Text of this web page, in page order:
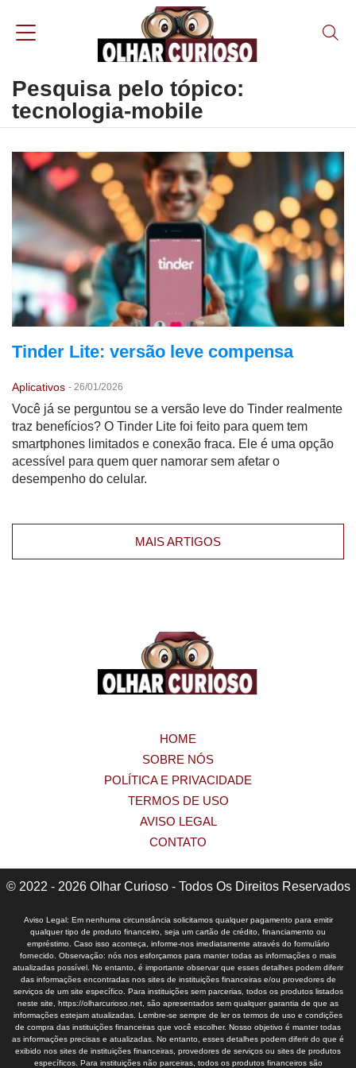
Pesquisa pelo tópico:
tecnologia-mobile
Tinder Lite: versão leve compensa
Aplicativos - 26/01/2026
Você já se perguntou se a versão leve do Tinder realmente
traz benefícios? O Tinder Lite foi feito para quem tem
smartphones limitados e conexão fraca. Ele é uma opção
acessível para quem quer namorar sem afetar o
desempenho do celular.
MAIS ARTIGOS
HOME
SOBRE NÓS
POLÍTICA E PRIVACIDADE
TERMOS DE USO
AVISO LEGAL
CONTATO
© 2022 - 2026 Olhar Curioso - Todos Os Direitos Reservados
Aviso Legal: Em nenhuma circunstância solicitamos qualquer pagamento para emitir
qualquer tipo de produto financeiro, seja um cartão de crédito, financiamento ou
empréstimo. Caso isso aconteça, informe-nos imediatamente através do formulário
fornecido. Observação: nós nos esforçamos para manter todas as informações o mais
atualizadas possível. No entanto, é importante observar que esses detalhes podem diferir
das informações encontradas nos sites de instituições financeiras e/ou provedores de
serviços de um site específico. Para instituições sem parcerias, todos os produtos listados
neste site, https://olharcurioso.net, são apresentados sem qualquer garantia de que as
informações estejam atualizadas. Lembre-se sempre de ler os termos de uso e condições
de compra das instituições financeiras que você escolher. Nosso objetivo é manter todas
as informações precisas e atualizadas. No entanto, esses detalhes podem diferir do que é
exibido nos sites de instituições financeiras, provedores de serviços ou sites de produtos
específicos. Para instituições não parceiras, todos os produtos financeiros são